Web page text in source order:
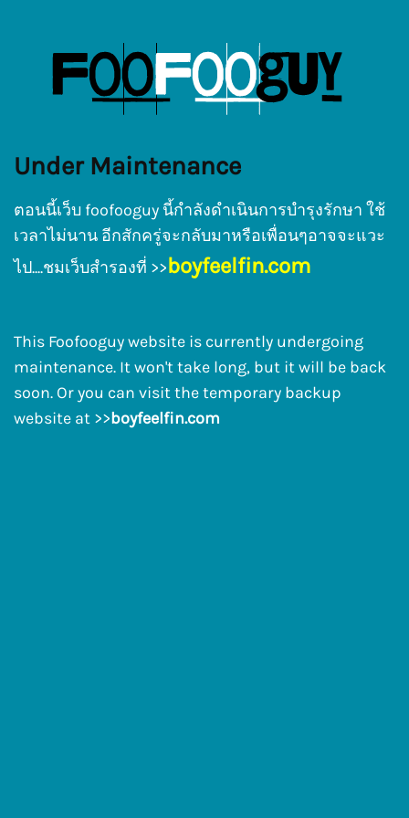
Under Maintenance
ตอนนี้เว็บ foofooguy นี้กำลังดำเนินการบำรุงรักษา ใช้
เวลาไม่นาน อีกสักครู่จะกลับมาหรือเพื่อนๆอาจจะแวะ
ไป....ชมเว็บสำรองที่ >>boyfeelfin.com
This Foofooguy website is currently undergoing
maintenance. It won't take long, but it will be back
soon. Or you can visit the temporary backup
website at >>boyfeelfin.com